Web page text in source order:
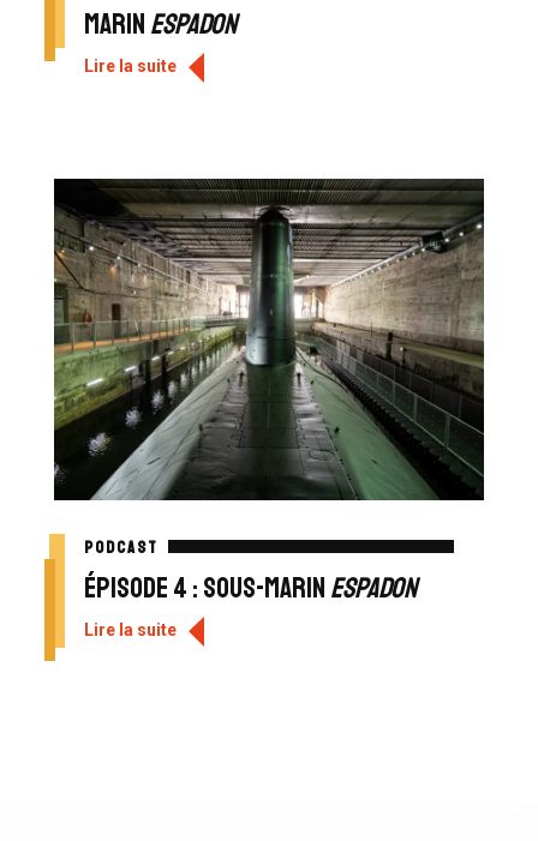
marin Espadon
Lire la suite
PODCAST
Épisode 4 : Sous-marin Espadon
Lire la suite